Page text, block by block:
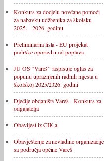
Konkurs za dodjelu novčane pomoći
za nabavku udžbenika za školsku
2025. - 2026. godinu
Preliminarna lista - EU projekat
podrške oporavku od poplava
JU OŠ “Vareš” raspisuje oglas za
popunu upražnjenih radnih mjesta u
školskoj 2025/2026. godini
Dječije obdanište Vareš - Konkurs za
odgajatelja
Obavijest iz CIK-a
Obavještenje za nevladine organizacije
sa područja općine Vareš